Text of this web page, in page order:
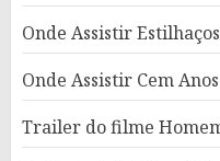
Onde Assistir Estilhaços
Onde Assistir Cem
Trailer do filme